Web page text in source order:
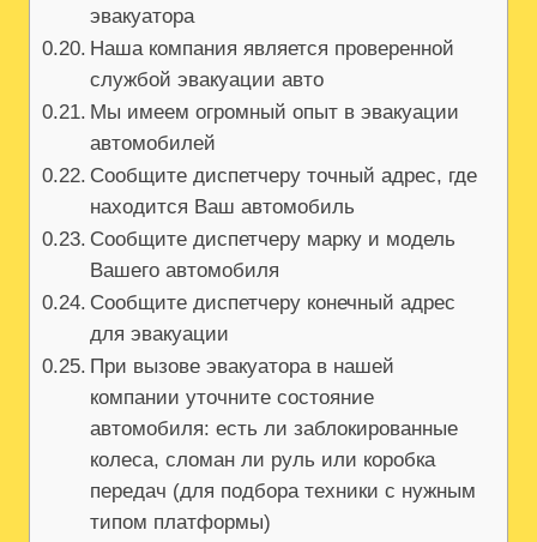
эвакуатора
Наша компания является проверенной
службой эвакуации авто
Мы имеем огромный опыт в эвакуации
автомобилей
Сообщите диспетчеру точный адрес, где
находится Ваш автомобиль
Сообщите диспетчеру марку и модель
Вашего автомобиля
Сообщите диспетчеру конечный адрес
для эвакуации
При вызове эвакуатора в нашей
компании уточните состояние
автомобиля: есть ли заблокированные
колеса, сломан ли руль или коробка
передач (для подбора техники с нужным
типом платформы)